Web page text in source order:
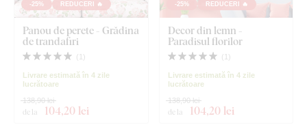
-25% REDUCERI 🔥
Panou de perete - Grădina
de trandafiri
( 1 )
Livrare estimată în 4 zile
lucrătoare
de la 104,20 lei
138,90 lei
-25% REDUCERI 🔥
Decor din lemn -
Paradisul florilor
( 1 )
Livrare estimată în 4 zile
lucrătoare
de la 104,20 lei
138,90 lei